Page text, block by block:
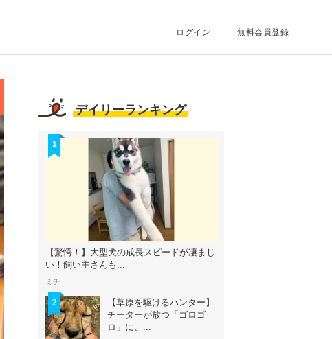
ログイン 無料会員登録
デイリーランキング
1
【驚愕！】大型犬の成長スピードが凄まじ
い！飼い主さんも...
ミチ
2
【草原を駆けるハンター】
チーターが放つ「ゴロゴ
ロ」に、...